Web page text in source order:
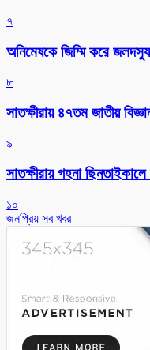
৭
অনিমেষকে জিম্মি করে
৮
সাতক্ষীরায় ৪৭তম জাতীয়
৯
সাতক্ষীরায় গহনা
১০
জনপ্রিয় সব খবর